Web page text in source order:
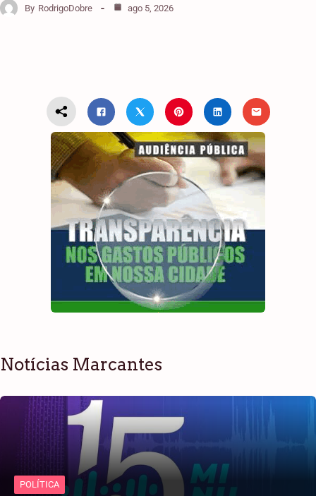
By RodrigoDobre ago 5, 2026
Notícias Marcantes
POLÍTICA